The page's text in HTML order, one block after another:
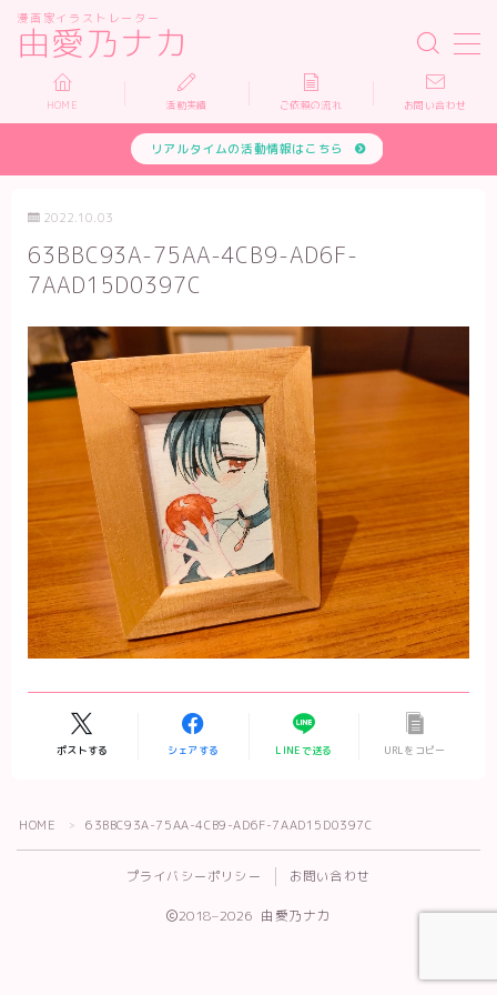
由愛乃ナカ
漫画家イラストレーター
MENU
活動実績
依頼について
お問い合わせ
Follow Me
HOME 活動実績 ご依頼の流れ お問い合わせ
リアルタイムの活動情報はこちら
2022.10.03
63BBC93A-75AA-4CB9-AD6F-
7AAD15D0397C
ポストする シェアする LINEで送る URLをコピー
HOME ＞ 63BBC93A-75AA-4CB9-AD6F-7AAD15D0397C
プライバシーポリシー お問い合わせ
2018–2026 由愛乃ナカ